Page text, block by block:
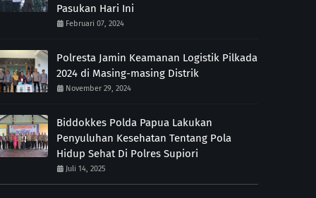
Pasukan Hari Ini
Februari 07, 2024
Polresta Jamin Keamanan Logistik Pilkada
2024 di Masing-masing Distrik
November 29, 2024
Biddokkes Polda Papua Lakukan
Penyuluhan Kesehatan Tentang Pola
Hidup Sehat Di Polres Supiori
Juli 14, 2025